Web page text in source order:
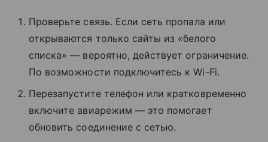
Проверьте связь. Если сеть пропала или
открываются только сайты из «белого
списка» — вероятно, действует ограничение.
По возможности подключитесь к Wi-Fi.
Перезапустите телефон или кратковременно
включите авиарежим — это помогает
обновить соединение с сетью.